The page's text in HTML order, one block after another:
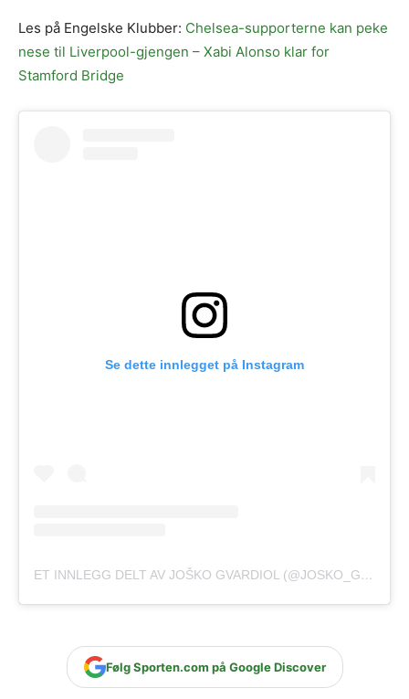
Les på Engelske Klubber: Chelsea-supporterne kan peke
nese til Liverpool-gjengen – Xabi Alonso klar for
Stamford Bridge
Se dette innlegget på Instagram
ET INNLEGG DELT AV JOŠKO GVARDIOL (@JOSKO_GVARDIOL)
Følg Sporten.com på Google Discover